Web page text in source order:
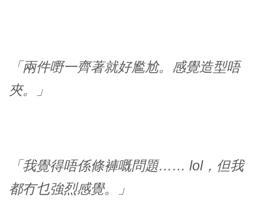
「兩件嘢一齊著就好尷尬。感覺造型唔
夾。」
「我覺得唔係條褲嘅問題…… lol，但我
都冇乜強烈感覺。」